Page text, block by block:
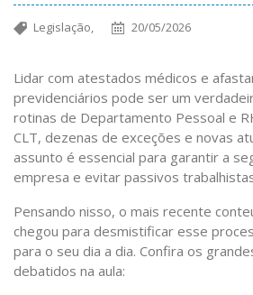
Legislação, 20/05/2026
Lidar com atestados médicos e
previdenciários pode ser um
rotinas de Departamento Pessoal e
CLT, dezenas de exceções e novas
assunto é essencial para garantir a
empresa e evitar passivos
Pensando nisso, o mais recente
chegou para desmistificar esse
para o seu dia a dia. Confira os
debatidos na aula: